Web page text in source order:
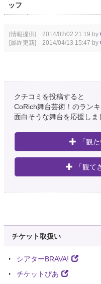
ッフ
[情報提供] 2014/02/02 21:19 by
[最終更新] 2014/04/13 15:47 by
クチコミを投稿すると
CoRich舞台芸術！のラン
面白そうな舞台を応援しま
「観
「観て
チケット取扱い
シアターBRAVA!
チケットぴあ